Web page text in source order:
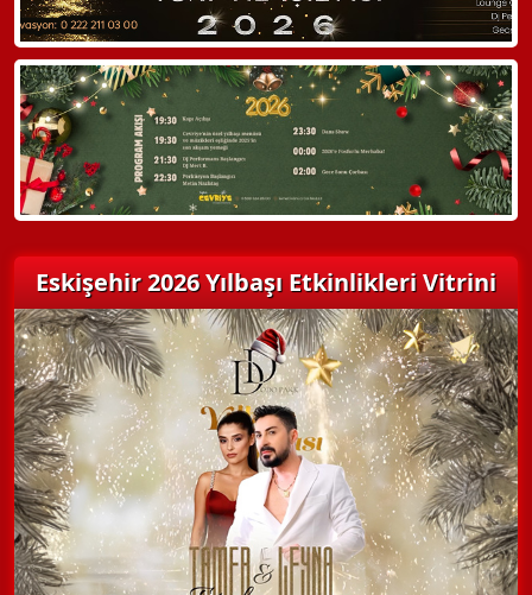
Hemen Arayın
Detaylı Bilgi Alın
Eskişehir 2026 Yılbaşı Etkinlikleri Vitrini